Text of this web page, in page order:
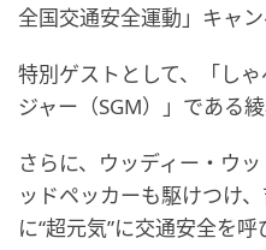
全国交通安全運動」キャ
特別ゲストとして、「し
ジャー（SGM）」である
さらに、ウッディー・ウ
ッドペッカーも駆けつけ
に“超元気”に交通安全を呼